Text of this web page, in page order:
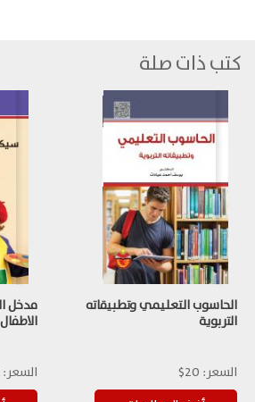
كتب ذات صلة
الحاسوب التعليمي وتطبيقاته
التربوية
السعر: 20$
مدخل
الاطفال
السعر: